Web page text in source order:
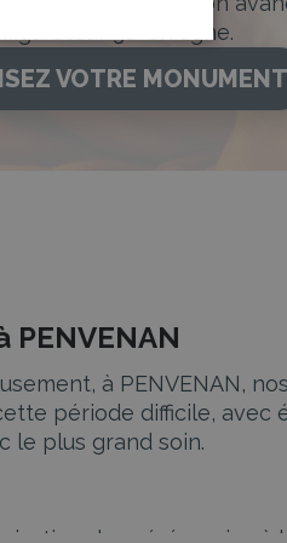
3D en ligne.
VOTRE MONUMENT
à PENVENAN,
période difficile, avec
le plus grand soin.